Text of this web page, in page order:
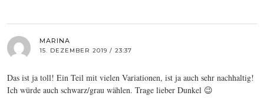
MARINA
15. DEZEMBER 2019 / 23:37
Das ist ja toll! Ein Teil mit vielen Variationen, ist ja auch sehr nachhaltig!
Ich würde auch schwarz/grau wählen. Trage lieber Dunkel 😉